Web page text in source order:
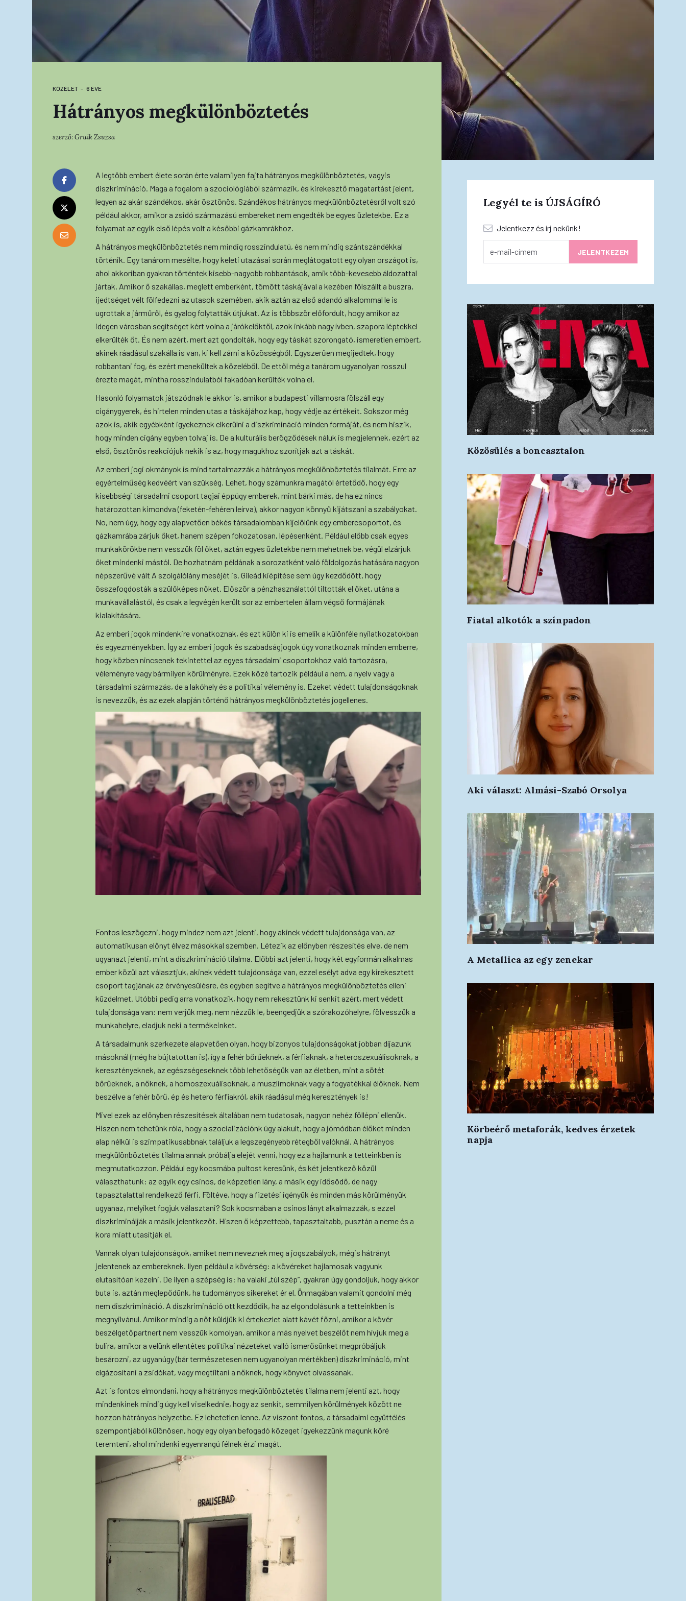
KÖZÉLET 6 ÉVE
Hátrányos megkülönböztetés
szerző:Gruik Zsuzsa
A legtöbb embert élete során érte valamilyen fajta hátrányos megkülönböztetés, vagyis
diszkrimináció. Maga a fogalom a szociológiából származik, és kirekesztő magatartást jelent,
legyen az akár szándékos, akár ösztönös. Szándékos hátrányos megkülönböztetésről volt szó
például akkor, amikor a zsidó származású embereket nem engedték be egyes üzletekbe. Ez a
folyamat az egyik első lépés volt a későbbi gázkamrákhoz.
A hátrányos megkülönböztetés nem mindig rosszindulatú, és nem mindig szántszándékkal
történik. Egy tanárom mesélte, hogy keleti utazásai során meglátogatott egy olyan országot is,
ahol akkoriban gyakran történtek kisebb-nagyobb robbantások, amik több-kevesebb áldozattal
jártak. Amikor ő szakállas, meglett emberként, tömött táskájával a kezében fölszállt a buszra,
ijedtséget vélt fölfedezni az utasok szemében, akik aztán az első adandó alkalommal le is
ugrottak a járműről, és gyalog folytatták útjukat. Az is többször előfordult, hogy amikor az
idegen városban segítséget kért volna a járókelőktől, azok inkább nagy ívben, szapora léptekkel
elkerülték őt. És nem azért, mert azt gondolták, hogy egy táskát szorongató, ismeretlen embert,
akinek ráadásul szakálla is van, ki kell zárni a közösségből. Egyszerűen megijedtek, hogy
robbantani fog, és ezért menekültek a közeléből. De ettől még a tanárom ugyanolyan rosszul
érezte magát, mintha rosszindulatból fakadóan kerülték volna el.
Hasonló folyamatok játszódnak le akkor is, amikor a budapesti villamosra fölszáll egy
cigánygyerek, és hirtelen minden utas a táskájához kap, hogy védje az értékeit. Sokszor még
azok is, akik egyébként igyekeznek elkerülni a diszkrimináció minden formáját, és nem hiszik,
hogy minden cigány egyben tolvaj is. De a kulturális berögződések náluk is megjelennek, ezért az
első, ösztönös reakciójuk nekik is az, hogy magukhoz szorítják azt a táskát.
Az emberi jogi okmányok is mind tartalmazzák a hátrányos megkülönböztetés tilalmát. Erre az
egyértelműség kedvéért van szükség. Lehet, hogy számunkra magától értetődő, hogy egy
kisebbségi társadalmi csoport tagjai éppúgy emberek, mint bárki más, de ha ez nincs
határozottan kimondva (feketén-fehéren leírva), akkor nagyon könnyű kijátszani a szabályokat.
No, nem úgy, hogy egy alapvetően békés társadalomban kijelölünk egy embercsoportot, és
gázkamrába zárjuk őket, hanem szépen fokozatosan, lépésenként. Például előbb csak egyes
munkakörökbe nem vesszük föl őket, aztán egyes üzletekbe nem mehetnek be, végül elzárjuk
őket mindenki mástól. De hozhatnám példának a sorozatként való földolgozás hatására nagyon
népszerűvé vált A szolgálólány meséjét is. Gileád kiépítése sem úgy kezdődött, hogy
összefogdosták a szülőképes nőket. Először a pénzhasználattól tiltották el őket, utána a
munkavállalástól, és csak a legvégén került sor az embertelen állam végső formájának
kialakítására.
Az emberi jogok mindenkire vonatkoznak, és ezt külön ki is emelik a különféle nyilatkozatokban
és egyezményekben. Így az emberi jogok és szabadságjogok úgy vonatkoznak minden emberre,
hogy közben nincsenek tekintettel az egyes társadalmi csoportokhoz való tartozásra,
véleményre vagy bármilyen körülményre. Ezek közé tartozik például a nem, a nyelv vagy a
társadalmi származás, de a lakóhely és a politikai vélemény is. Ezeket védett tulajdonságoknak
is nevezzük, és az ezek alapján történő hátrányos megkülönböztetés jogellenes.
Fontos leszögezni, hogy mindez nem azt jelenti, hogy akinek védett tulajdonsága van, az
automatikusan előnyt élvez másokkal szemben. Létezik az előnyben részesítés elve, de nem
ugyanazt jelenti, mint a diszkrimináció tilalma. Előbbi azt jelenti, hogy két egyformán alkalmas
ember közül azt választjuk, akinek védett tulajdonsága van, ezzel esélyt adva egy kirekesztett
csoport tagjának az érvényesülésre, és egyben segítve a hátrányos megkülönböztetés elleni
küzdelmet. Utóbbi pedig arra vonatkozik, hogy nem rekesztünk ki senkit azért, mert védett
tulajdonsága van: nem verjük meg, nem nézzük le, beengedjük a szórakozóhelyre, fölvesszük a
munkahelyre, eladjuk neki a termékeinket.
A társadalmunk szerkezete alapvetően olyan, hogy bizonyos tulajdonságokat jobban díjazunk
másoknál (még ha bújtatottan is), így a fehér bőrűeknek, a férfiaknak, a heteroszexuálisoknak, a
keresztényeknek, az egészségeseknek több lehetőségük van az életben, mint a sötét
bőrűeknek, a nőknek, a homoszexuálisoknak, a muszlimoknak vagy a fogyatékkal élőknek. Nem
beszélve a fehér bőrű, ép és hetero férfiakról, akik ráadásul még keresztények is!
Mivel ezek az előnyben részesítések általában nem tudatosak, nagyon nehéz föllépni ellenük.
Hiszen nem tehetünk róla, hogy a szocializációnk úgy alakult, hogy a jómódban élőket minden
alap nélkül is szimpatikusabbnak találjuk a legszegényebb rétegből valóknál. A hátrányos
megkülönböztetés tilalma annak próbálja elejét venni, hogy ez a hajlamunk a tetteinkben is
megmutatkozzon. Például egy kocsmába pultost keresünk, és két jelentkező közül
választhatunk: az egyik egy csinos, de képzetlen lány, a másik egy idősödő, de nagy
tapasztalattal rendelkező férfi. Föltéve, hogy a fizetési igényük és minden más körülményük
ugyanaz, melyiket fogjuk választani? Sok kocsmában a csinos lányt alkalmazzák, s ezzel
diszkriminálják a másik jelentkezőt. Hiszen ő képzettebb, tapasztaltabb, pusztán a neme és a
kora miatt utasítják el.
Vannak olyan tulajdonságok, amiket nem neveznek meg a jogszabályok, mégis hátrányt
jelentenek az embereknek. Ilyen például a kövérség: a kövéreket hajlamosak vagyunk
elutasítóan kezelni. De ilyen a szépség is: ha valaki „túl szép”, gyakran úgy gondoljuk, hogy akkor
buta is, aztán meglepődünk, ha tudományos sikereket ér el. Önmagában valamit gondolni még
nem diszkrimináció. A diszkrimináció ott kezdődik, ha az elgondolásunk a tetteinkben is
megnyilvánul. Amikor mindig a nőt küldjük ki értekezlet alatt kávét főzni, amikor a kövér
beszélgetőpartnert nem vesszük komolyan, amikor a más nyelvet beszélőt nem hívjuk meg a
bulira, amikor a velünk ellentétes politikai nézeteket valló ismerősünket megpróbáljuk
besározni, az ugyanúgy (bár természetesen nem ugyanolyan mértékben) diszkrimináció, mint
elgázosítani a zsidókat, vagy megtiltani a nőknek, hogy könyvet olvassanak.
Azt is fontos elmondani, hogy a hátrányos megkülönböztetés tilalma nem jelenti azt, hogy
mindenkinek mindig úgy kell viselkednie, hogy az senkit, semmilyen körülmények között ne
hozzon hátrányos helyzetbe. Ez lehetetlen lenne. Az viszont fontos, a társadalmi együttélés
szempontjából különösen, hogy egy olyan befogadó közeget igyekezzünk magunk köré
teremteni, ahol mindenki egyenrangú félnek érzi magát.
Legyél te is ÚJSÁGÍRÓ
Jelentkezz és írj nekünk!
Közösülés a boncasztalon
Fiatal alkotók a színpadon
Aki választ: Almási-Szabó Orsolya
A Metallica az egy zenekar
Körbeérő metaforák, kedves érzetek
napja